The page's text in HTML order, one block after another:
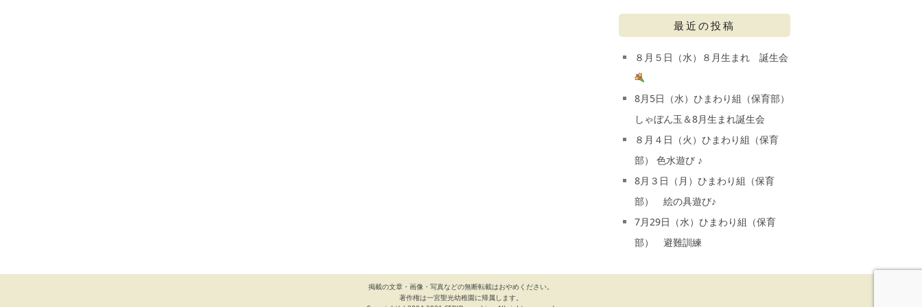
最近の投稿
８月５日（水）８月生まれ 誕生会
8月5日（水）ひまわり組（保育部）
しゃぼん玉＆8月生まれ誕生会
８月４日（火）ひまわり組（保育
部） 色水遊び ♪
8月３日（月）ひまわり組（保育
部） 絵の具遊び♪
7月29日（水）ひまわり組（保育
部） 避難訓練
掲載の文章・画像・写真などの無断転載はおやめください。
著作権は一宮聖光幼稚園に帰属します。